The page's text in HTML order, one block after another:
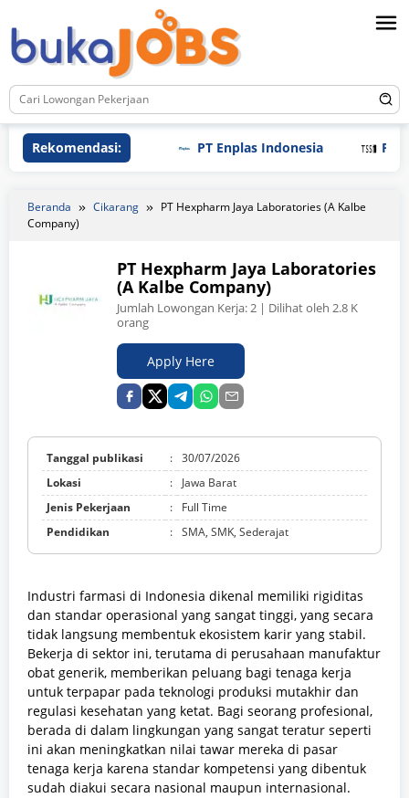
ke
konten
Rekomendasi: PT Enplas Indonesia PT Tri
Beranda Cikarang
PT Hexpharm Jaya Laboratories (A Kalbe
Company)
PT Hexpharm Jaya Laboratories
(A Kalbe Company)
Jumlah Lowongan Kerja:2 | Dilihat oleh 2.8 K
orang
Apply Here
Tanggal publikasi : 30/07/2026
Lokasi
:
Jawa Barat
Jenis Pekerjaan
:
Full Time
Pendidikan
: SMA, SMK, Sederajat
Industri farmasi di Indonesia dikenal memiliki rigiditas
dan standar operasional yang sangat tinggi, yang secara
tidak langsung membentuk ekosistem karir yang stabil.
Bekerja di sektor ini, terutama di perusahaan manufaktur
obat generik, memberikan peluang bagi tenaga kerja
untuk terpapar pada teknologi produksi mutakhir dan
regulasi kesehatan yang ketat. Bagi seorang profesional,
berada di dalam lingkungan yang sangat teratur seperti
ini akan meningkatkan nilai tawar mereka di pasar
tenaga kerja karena standar kompetensi yang dibentuk
sudah diakui secara nasional maupun internasional.